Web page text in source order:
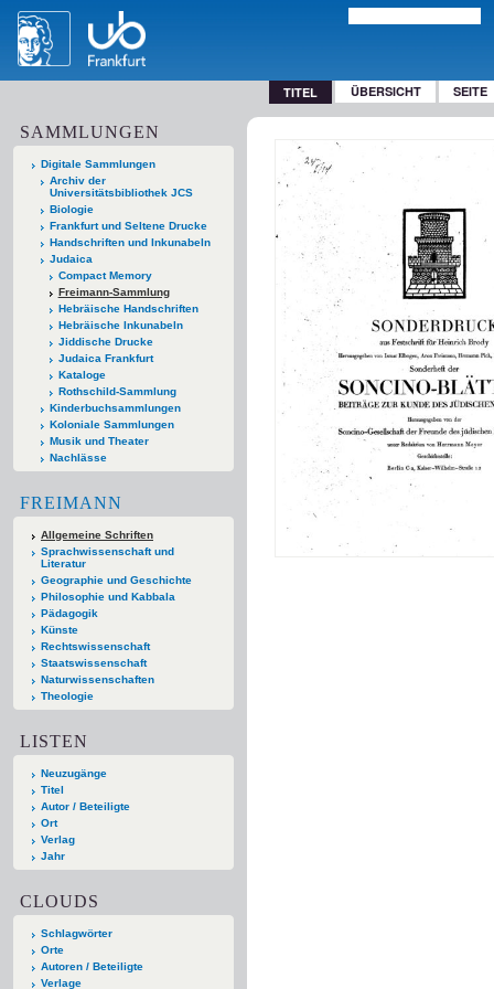
TITEL ÜBERSICHT SEITE
SAMMLUNGEN
Digitale Sammlungen
Archiv der
Universitätsbibliothek JCS
Biologie
Frankfurt und Seltene Drucke
Handschriften und Inkunabeln
Judaica
Compact Memory
Freimann-Sammlung
Hebräische Handschriften
Hebräische Inkunabeln
Jiddische Drucke
Judaica Frankfurt
Kataloge
Rothschild-Sammlung
Kinderbuchsammlungen
Koloniale Sammlungen
Musik und Theater
Nachlässe
FREIMANN
Allgemeine Schriften
Sprachwissenschaft und
Literatur
Geographie und Geschichte
Philosophie und Kabbala
Pädagogik
Künste
Rechtswissenschaft
Staatswissenschaft
Naturwissenschaften
Theologie
LISTEN
Neuzugänge
Titel
Autor / Beteiligte
Ort
Verlag
Jahr
CLOUDS
Schlagwörter
Orte
Autoren / Beteiligte
Verlage